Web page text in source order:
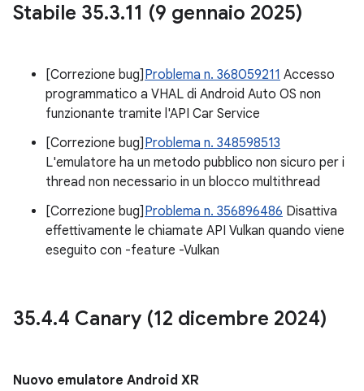
Stabile 35.3.11 (9 gennaio 2025)
[Correzione bug] Problema n. 368059211 Accesso
programmatico a VHAL di Android Auto OS non
funzionante tramite l'API Car Service
[Correzione bug] Problema n. 348598513
L'emulatore ha un metodo pubblico non sicuro per i
thread non necessario in un blocco multithread
[Correzione bug] Problema n. 356896486 Disattiva
effettivamente le chiamate API Vulkan quando viene
eseguito con -feature -Vulkan
35.4.4 Canary (12 dicembre 2024)
Nuovo emulatore Android XR